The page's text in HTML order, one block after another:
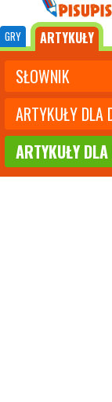
GRY ARTYKUŁY
SŁOWNIK
ARTYKUŁY DLA
ARTYKUŁY